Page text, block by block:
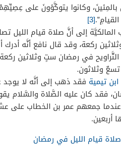
بالمِئينَ، وكانوا يتوكَّؤونَ على
القيامِ”.[3]
إلى أنَّ صلاة قيام الليل
ركعة، وقد قال نافع أنَّه
التَّراويح في رمضان ستٍ وثلاثين
وثلاثون.
ابن تيمية فقد ذهب إلى أنَّه لا يوجد
فقد كان عليه الصَّلاة والسَّلام
جمعهم عمر بن الخطاب على
أربعين.
قيام الليل في رمضان